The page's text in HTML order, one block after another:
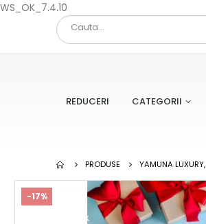
WS_OK_7.4.10
REDUCERI CATEGORII
PRODUSE YAMUNA LUXURY,
-17%